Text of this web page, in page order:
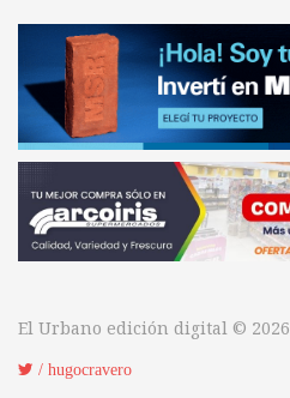
El Urbano edición digital © 2026
/ hugocravero